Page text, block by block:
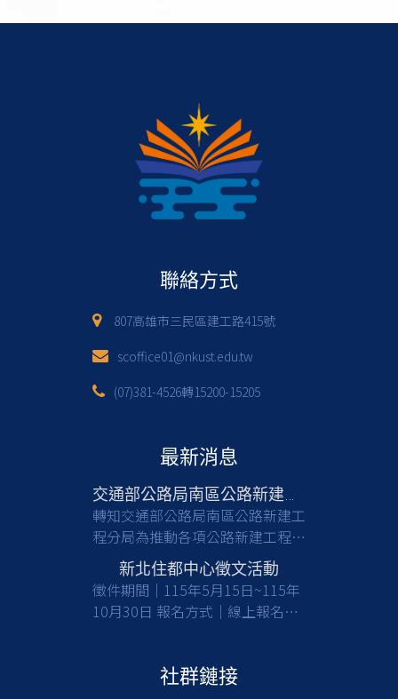
聯絡方式
807高雄市三民區建工路415號
scoffice01@nkust.edu.tw
(07)381-4526轉15200-15205
最新消息
轉知交通部公路局南區公路新建工
程分局為推動各項公路新建工程，
亟需具備土木工程等相關專業背景
之人才加入，共同提升公共工程品
質與建設效能，請有意從事公部門
工程建設工作之應屆畢業生及校友
(含相關職缺資訊)1份，請於截止
日前(115/8/17)，至行政院人事行
新北住都中心徵文活動
徵件期間｜115年5月15日~115年
10月30日 報名方式｜線上報名及
社群鏈接